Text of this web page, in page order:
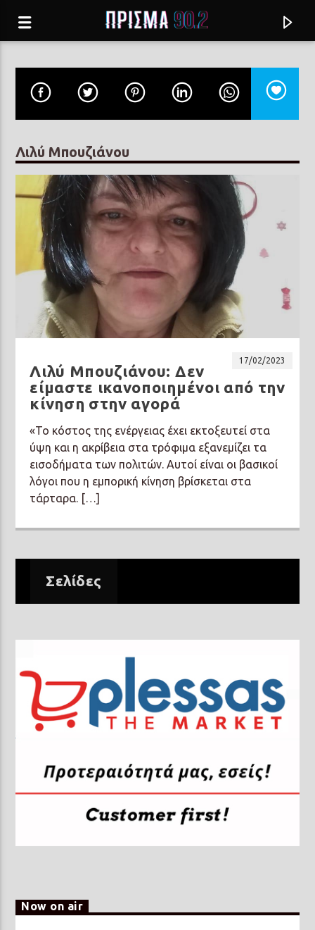
Current track
ΞΥΠΝΑ ΓΛΥΓΟΡΗ
ΜΑΡΙΝΕΛΛΑ
Prisma Radio 90,2
Λιλύ Μπουζιάνου
17/02/2023
Λιλύ Μπουζιάνου: Δεν
είμαστε ικανοποιημένοι από την
κίνηση στην αγορά
«Το κόστος της ενέργειας έχει εκτοξευτεί στα
ύψη και η ακρίβεια στα τρόφιμα εξανεμίζει τα
εισοδήματα των πολιτών. Αυτοί είναι οι βασικοί
λόγοι που η εμπορική κίνηση βρίσκεται στα
τάρταρα. […]
Σελίδες
Now on air